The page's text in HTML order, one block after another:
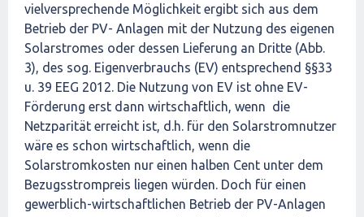
vielversprechende Möglichkeit ergibt sich aus dem
Betrieb der PV- Anlagen mit der Nutzung des eigenen
Solarstromes oder dessen Lieferung an Dritte (Abb.
3), des sog. Eigenverbrauchs (EV) entsprechend §§33
u. 39 EEG 2012. Die Nutzung von EV ist ohne EV-
Förderung erst dann wirtschaftlich, wenn die
Netzparität erreicht ist, d.h. für den Solarstromnutzer
wäre es schon wirtschaftlich, wenn die
Solarstromkosten nur einen halben Cent unter dem
Bezugsstrompreis liegen würden. Doch für einen
gewerblich-wirtschaftlichen Betrieb der PV-Anlagen